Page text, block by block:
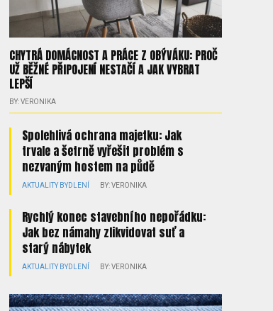
CHYTRÁ DOMÁCNOST A PRÁCE Z OBÝVÁKU: PROČ
UŽ BĚŽNÉ PŘIPOJENÍ NESTAČÍ A JAK VYBRAT
LEPŠÍ
BY: VERONIKA
Spolehlivá ochrana majetku: Jak
trvale a šetrně vyřešit problém s
nezvaným hostem na půdě
AKTUALITY BYDLENÍ BY: VERONIKA
Rychlý konec stavebního nepořádku:
Jak bez námahy zlikvidovat suť a
starý nábytek
AKTUALITY BYDLENÍ BY: VERONIKA